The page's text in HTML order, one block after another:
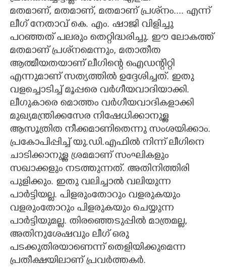
മതമാണ്, മതമാണ്, മതമാണ് പ്രശ്‌നം.... എന്ന്
ലീഗ് നേതാവ് കെ. എം. ഷാജി വിളിച്ചു
പറഞ്ഞത് പലരും തെറ്റിദ്ധരിച്ചു. ഈ ലോകത്ത്
മതമാണ് പ്രശ്‌നമെന്നും, മതാതീത
ആത്മീയതയാണ് ലീഗിന്റെ ഐഡന്റിറ്റി
എന്നുമാണ് സത്യത്തിൽ ഉദ്ദേശിച്ചത്. ഇതു
വളച്ചൊടിച്ച് മൂപ്പരെ വർഗീയവാദിയാക്കി.
ലീഗുകാരെ മൊത്തം വർഗീയവാദികളാക്കി
മുഖ്യമന്ത്രിക്കസേര നിഷേധിക്കാനുള്ള
ആസൂത്രിത നീക്കമാണിതെന്നു സംശയിക്കാം.
പ്രകോപിപ്പിച്ച് യു.ഡി.എഫിൽ നിന്ന് ലീഗിനെ
ചാടിക്കാനുള്ള ശ്രമമാണ് സംഘികളും
സഖാക്കളും നടത്തുന്നത്. അതിനിത്തിരി
പുളിക്കും. ഇതു വലിച്ചാൽ വലിയുന്ന
പാർട്ടിയല്ല. പിളരുംതോറും വളരുകയും
വളരുംതോറും പിളരുകയും ചെയ്യുന്ന
പാർട്ടിയുമല്ല. തിരഞ്ഞെടുപ്പിൽ മാത്രമല്ല,
അതിനുശേഷവും ലീഗ് ഒരു
പടക്കുതിരയാണെന്ന് തെളിയിക്കുമെന്ന
പ്രതീക്ഷയിലാണ് പ്രവർത്തകർ.
Share this link
Copy Link